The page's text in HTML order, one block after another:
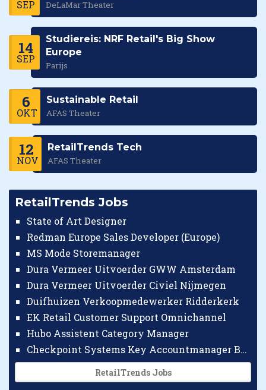
SEP DeLaMar Theater
14
SEP
Studiereis: NRF Retail's Big Show
Europe
Parijs
6
OKT
Sustainable Retail
AFAS Theater
12
NOV
RetailTrends Tech
AFAS Theater
RetailTrends Jobs
State of Art Designer
Redman Europe Sales Developer (Europe)
MS Mode Storemanager
Dura Vermeer Uitvoerder GWW Amsterdam
Dura Vermeer Uitvoerder Civiel Nijmegen
Duifhuizen Verkoopmedewerker Ridderkerk
EK Retail Customer Support Omnichannel
Hubo Assistent Category Manager
Checkpoint Systems Key Accountmanager Benelux
RetailTrends Jobs